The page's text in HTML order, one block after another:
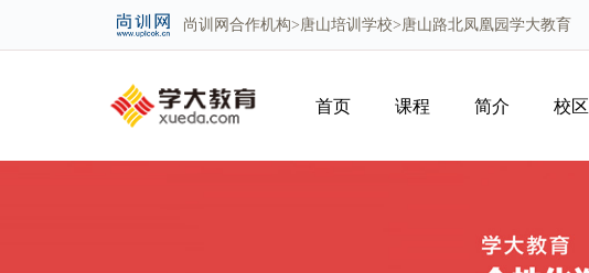
尚训网 合作机构>唐山培训学校>唐山路北凤凰园学大教育
首页 课程 简介 校区